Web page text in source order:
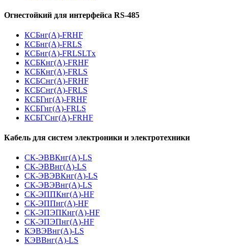
Огнестойкий для интерфейса RS-485
КСБнг(А)-FRHF
КСБнг(А)-FRLS
КСБнг(А)-FRLSLTx
КСБКнг(А)-FRHF
КСБКнг(А)-FRLS
КСБСнг(А)-FRHF
КСБСнг(А)-FRLS
КСБГнг(А)-FRHF
КСБГнг(А)-FRLS
КСБГСнг(А)-FRHF
Кабель для систем электроники и электротехники
СК-ЭВВКнг(А)-LS
СК-ЭВВнг(А)-LS
СК-ЭВЭВКнг(А)-LS
СК-ЭВЭВнг(А)-LS
СК-ЭППКнг(А)-HF
СК-ЭППнг(А)-HF
СК-ЭПЭПКнг(А)-HF
СК-ЭПЭПнг(А)-HF
КЭВЭВнг(А)-LS
КЭВВнг(А)-LS